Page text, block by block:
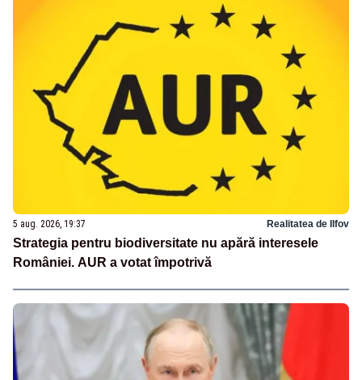
5 aug. 2026, 19:37 Realitatea de Ilfov
Strategia pentru biodiversitate nu apără interesele
României. AUR a votat împotrivă